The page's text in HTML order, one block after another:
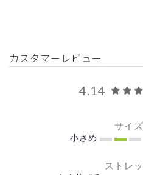
カスタマーレビュー
4.14
サイ
小さめ
ストレ